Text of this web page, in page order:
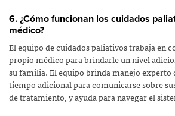
6. ¿Cómo funcionan los cuidados
médico?
El equipo de cuidados paliativos trabaja en
propio médico para brindarle un nivel
su familia. El equipo brinda manejo experto
tiempo adicional para comunicarse sobre
de tratamiento, y ayuda para navegar el